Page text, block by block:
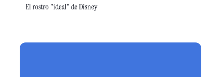
El rostro "ideal" de Disney